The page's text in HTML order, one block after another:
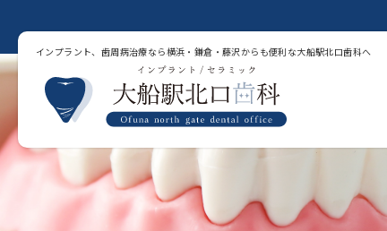
インプラント、歯周病治療なら横浜・鎌倉・藤沢からも便利な大船駅北口歯科へ